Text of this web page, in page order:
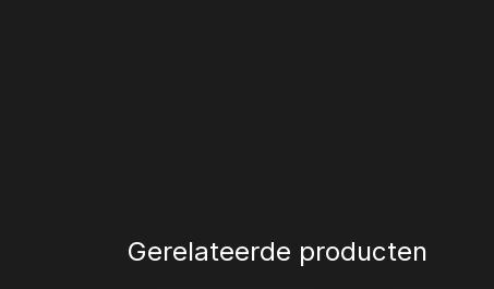
Gerelateerde producten